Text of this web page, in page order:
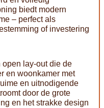
biedt modern
– perfect als
of investering
open lay-out die de
en woonkamer met
en uitnodigende
door de grote
en het strakke design